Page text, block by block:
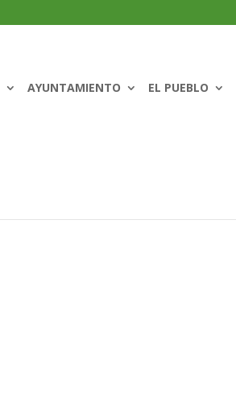
AYUNTAMIENTO EL PUEBLO